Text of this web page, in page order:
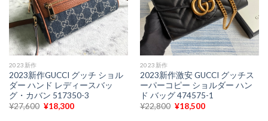
2023新作
2023新作GUCCI グッチ ショル
ダー ハンド レディースバッ
グ・カバン 517350-3
¥27,600 元
¥18,300現
2023新作
2023新作激安 GUCCI グッチス
ーパーコピー ショルダー ハン
ド バッグ 474575-1
¥22,800 元
¥18,500現